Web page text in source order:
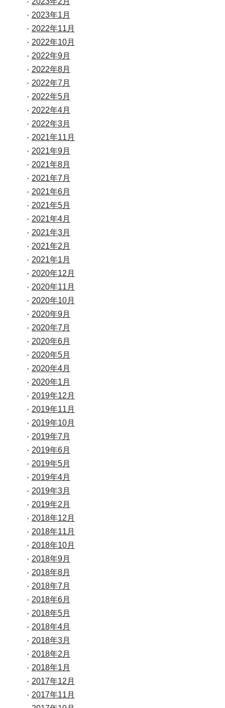
2023年1月
2022年11月
2022年10月
2022年9月
2022年8月
2022年7月
2022年5月
2022年4月
2022年3月
2021年11月
2021年9月
2021年8月
2021年7月
2021年6月
2021年5月
2021年4月
2021年3月
2021年2月
2021年1月
2020年12月
2020年11月
2020年10月
2020年9月
2020年7月
2020年6月
2020年5月
2020年4月
2020年1月
2019年12月
2019年11月
2019年10月
2019年7月
2019年6月
2019年5月
2019年4月
2019年3月
2019年2月
2018年12月
2018年11月
2018年10月
2018年9月
2018年8月
2018年7月
2018年6月
2018年5月
2018年4月
2018年3月
2018年2月
2018年1月
2017年12月
2017年11月